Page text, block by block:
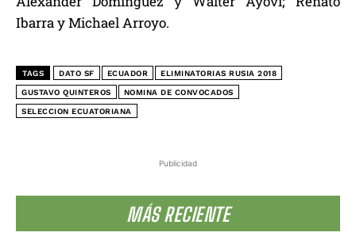
Publicidad
MÁS RECIENTE
Ibarra y Michael Arroyo.
TAGS DATO SF ECUADOR ELIMINATORIAS RUSIA 2018
GUSTAVO QUINTEROS NOMINA DE CONVOCADOS
SELECCION ECUATORIANA